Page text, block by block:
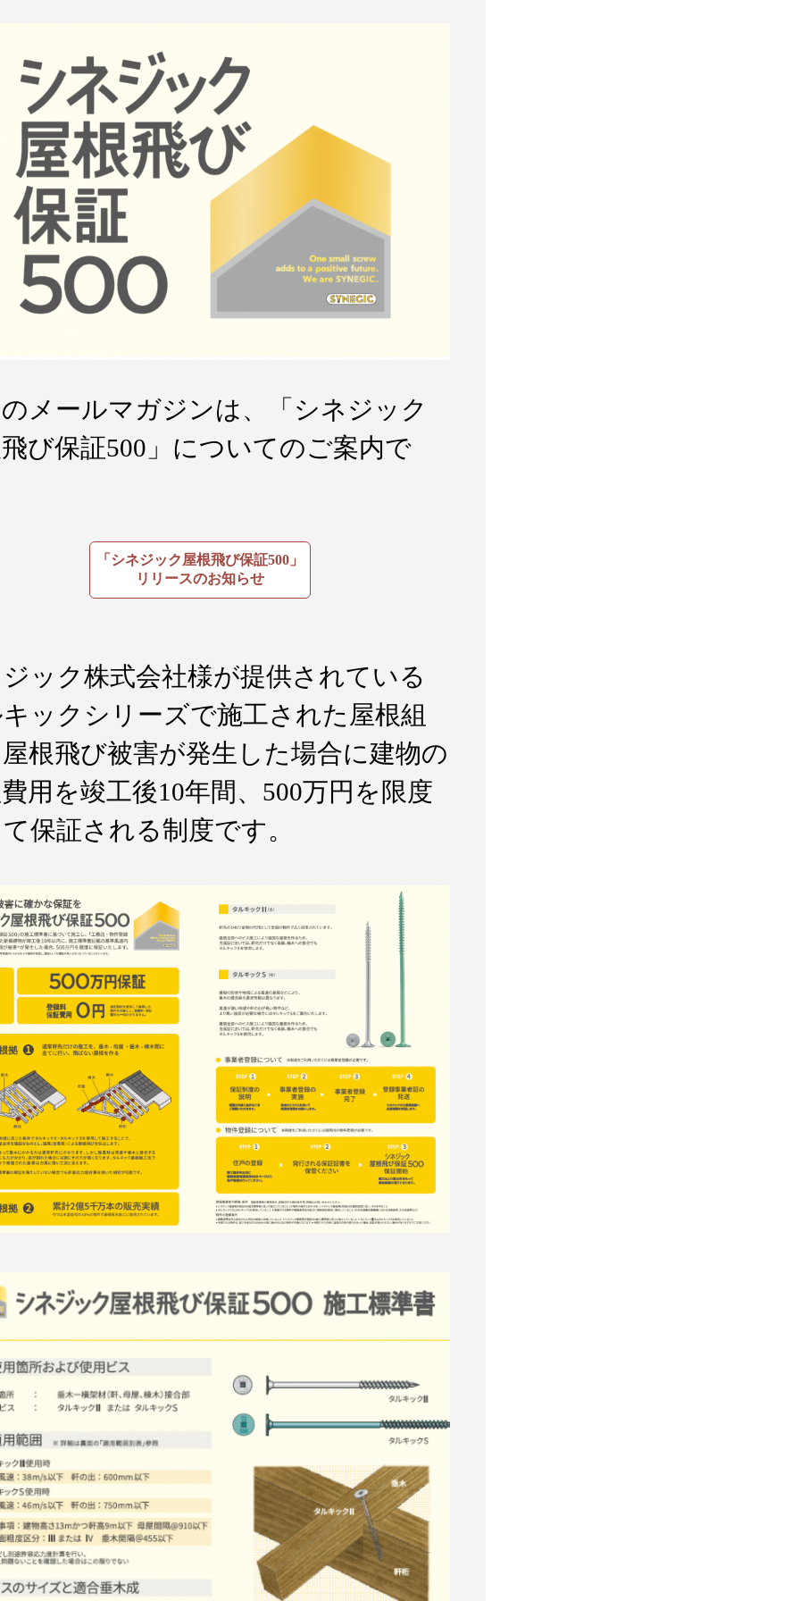
メールマガジンは、「シネジック
び保証500」についてのご案内で
「シネジック屋根飛び保証500」
リリースのお知らせ
ック株式会社様が提供されている
ックシリーズで施工された屋根組
根飛び被害が発生した場合に建物の
用を竣工後10年間、500万円を限度
保証される制度です。